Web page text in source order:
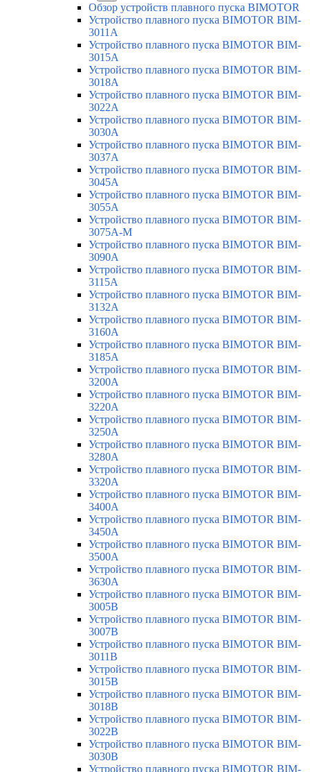
Обзор устройств плавного пуска BIMOTOR
Устройство плавного пуска BIMOTOR BIM-
3011A
Устройство плавного пуска BIMOTOR BIM-
3015A
Устройство плавного пуска BIMOTOR BIM-
3018A
Устройство плавного пуска BIMOTOR BIM-
3022A
Устройство плавного пуска BIMOTOR BIM-
3030A
Устройство плавного пуска BIMOTOR BIM-
3037A
Устройство плавного пуска BIMOTOR BIM-
3045A
Устройство плавного пуска BIMOTOR BIM-
3055A
Устройство плавного пуска BIMOTOR BIM-
3075A-M
Устройство плавного пуска BIMOTOR BIM-
3090A
Устройство плавного пуска BIMOTOR BIM-
3115A
Устройство плавного пуска BIMOTOR BIM-
3132A
Устройство плавного пуска BIMOTOR BIM-
3160A
Устройство плавного пуска BIMOTOR BIM-
3185A
Устройство плавного пуска BIMOTOR BIM-
3200A
Устройство плавного пуска BIMOTOR BIM-
3220A
Устройство плавного пуска BIMOTOR BIM-
3250A
Устройство плавного пуска BIMOTOR BIM-
3280A
Устройство плавного пуска BIMOTOR BIM-
3320A
Устройство плавного пуска BIMOTOR BIM-
3400A
Устройство плавного пуска BIMOTOR BIM-
3450A
Устройство плавного пуска BIMOTOR BIM-
3500A
Устройство плавного пуска BIMOTOR BIM-
3630A
Устройство плавного пуска BIMOTOR BIM-
3005B
Устройство плавного пуска BIMOTOR BIM-
3007B
Устройство плавного пуска BIMOTOR BIM-
3011B
Устройство плавного пуска BIMOTOR BIM-
3015B
Устройство плавного пуска BIMOTOR BIM-
3018B
Устройство плавного пуска BIMOTOR BIM-
3022B
Устройство плавного пуска BIMOTOR BIM-
3030B
Устройство плавного пуска BIMOTOR BIM-